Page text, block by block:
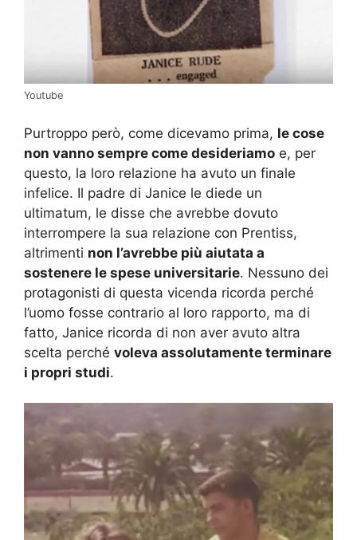
Youtube
Purtroppo però, come dicevamo prima, le cose
non vanno sempre come desideriamo e, per
questo, la loro relazione ha avuto un finale
infelice. Il padre di Janice le diede un
ultimatum, le disse che avrebbe dovuto
interrompere la sua relazione con Prentiss,
altrimenti non l’avrebbe più aiutata a
sostenere le spese universitarie. Nessuno dei
protagonisti di questa vicenda ricorda perché
l’uomo fosse contrario al loro rapporto, ma di
fatto, Janice ricorda di non aver avuto altra
scelta perché voleva assolutamente terminare
i propri studi.